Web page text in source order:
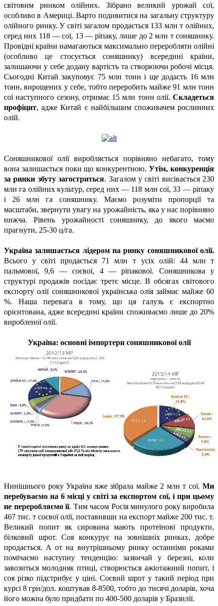
світовим ринком олійних. Зібрано великий урожай сої,
особливо в Америці. Варто подивитися на загальну структуру
олійного ринку. У світі загалом продається 133 млн т олійних,
серед них 118 — сої, 13 — ріпаку, лише до 2 млн т соняшнику.
Провідні країни намагаються максимально переробляти олійні
(особливо це стосується соняшнику) всередині країни,
залишаючи у себе додану вартість та створюючи робочі місця.
Сьогодні Китай закуповує 75 млн тонн і ще додасть 16 млн
тонн, вирощених у себе, тобто переробить майже 91 млн тонн
сої наступного сезону, отримає 15 млн тонн олії. Складеться
профіцит, адже Китай є найбільшим споживачем рослинних
олій.
Соняшникової олії виробляється порівняно небагато, тому
вона залишається поки що конкурентною.Утім, конкуренція
за ринки збуту загостриться. Загалом у світі висівається 230
млн га олійних культур, серед них — 118 млн сої, 33 — ріпаку
і 26 млн га соняшнику. Маємо розуміти пропорції та
масштаби, звернути увагу на урожайність, яка у нас порівняно
нижча. Рівень урожайності соняшнику, до якого маємо
прагнути, 25-30 ц/га.
Україна залишається лідером на ринку соняшникової олії.
Всього у світі продається 71 млн т усіх олій: 44 млн т
пальмової, 9,6 — соєвої, 4 — ріпакової. Соняшникова у
структурі продажів посідає третє місце. В обсягах світового
експорту олії соняшникової українська олія займає майже 60
%. Наша перевага в тому, що ця галузь є експортно
орієнтована, адже всередині країни споживаємо лише до 20%
виробленої олії.
Україна: основні імпортери соняшникової олії
Нинішнього року Україна вже зібрала майже 2 млн т сої. Ми
перебуваємо на 6 місці у світі за експортом сої, і при цьому
не переробляємо її. Тим часом Росія минулого року виробила
467 тис. т соєвої олії, поставивши на експорт майже 200 тис. т.
Великий попит як сировина мають протеїнові продукти,
білковий шрот. Соя конкурує на зовнішніх ринках, добре
продається. А от на внутрішньому ринку останніми роками
помічаємо наступну тенденцію: зазвичай у березні, коли
завозиться молодняк птиці, створюється ажіотажний попит, і
соя різко підстрибує у ціні. Соєвий шрот у такий період при
курсі 8 грн/дол. коштував 8-8500, тобто до тисячі доларів, хоча
його можна було придбати по 400-500 доларів у Бразилії.